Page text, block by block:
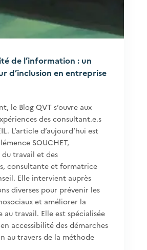
de l’information : un
d’inclusion en entreprise
le Blog QVT s’ouvre aux
des consultant.e.s
L’article d’aujourd’hui est
SOUCHET,
travail et des
consultante et formatrice
Elle intervient auprès
diverses pour prévenir les
et améliorer la
au travail. Elle est spécialisée
accessibilité des démarches
au travers de la méthode